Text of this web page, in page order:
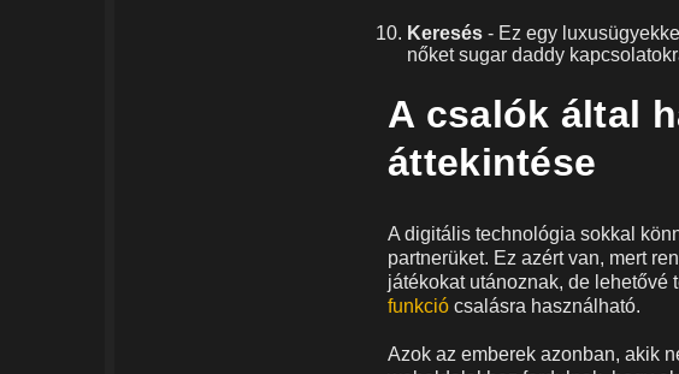
Keresés - Ez egy
nőket sugar daddy
A csalók által
áttekintése
A digitális technológia sokkal
partnerüket. Ez azért van, mert
játékokat utánoznak, de lehetővé
funkció csalásra használható.
Azok az emberek azonban, akik